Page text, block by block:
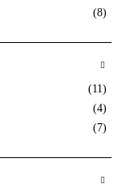
(8)
(11)
(4)
(7)